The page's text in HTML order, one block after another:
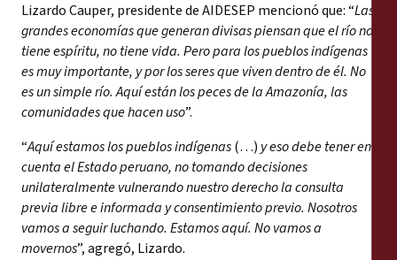
Lizardo Cauper, presidente de AIDESEP mencionó que: “Las
grandes economías que generan divisas piensan que el río no
tiene espíritu, no tiene vida. Pero para los pueblos indígenas
es muy importante, y por los seres que viven dentro de él. No
es un simple río. Aquí están los peces de la Amazonía, las
comunidades que hacen uso”.
“Aquí estamos los pueblos indígenas(…) y eso debe tener en
cuenta el Estado peruano, no tomando decisiones
unilateralmente vulnerando nuestro derecho la consulta
previa libre e informada y consentimiento previo. Nosotros
vamos a seguir luchando. Estamos aquí. No vamos a
movernos”, agregó, Lizardo.